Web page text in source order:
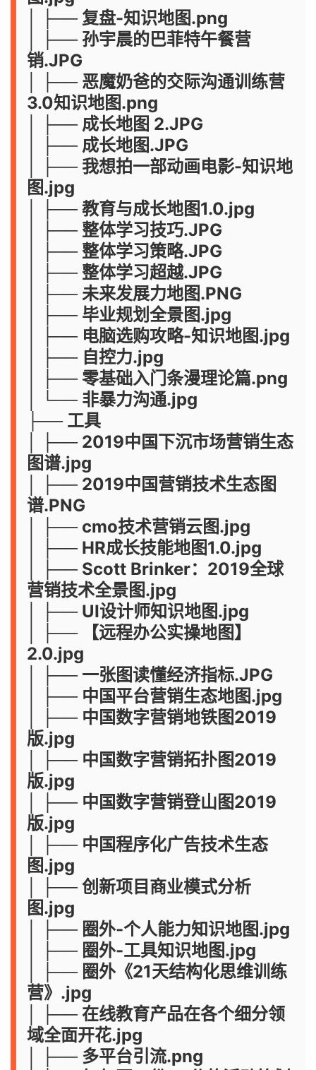
│ ├── 复盘-知识地图.png
│ ├── 孙宇晨的巴菲特午餐营
销.JPG
│ ├── 恶魔奶爸的交际沟通训练营
3.0知识地图.png
│ ├── 成长地图 2.JPG
│ ├── 成长地图.JPG
│ ├── 我想拍一部动画电影-知识地
图.jpg
│ ├── 教育与成长地图1.0.jpg
│ ├── 整体学习技巧.JPG
│ ├── 整体学习策略.JPG
│ ├── 整体学习超越.JPG
│ ├── 未来发展力地图.PNG
│ ├── 毕业规划全景图.jpg
│ ├── 电脑选购攻略-知识地图.jpg
│ ├── 自控力.jpg
│ ├── 零基础入门条漫理论篇.png
│ └── 非暴力沟通.jpg
├── 工具
│ ├── 2019中国下沉市场营销生态
图谱.jpg
│ ├── 2019中国营销技术生态图
谱.PNG
│ ├── cmo技术营销云图.jpg
│ ├── HR成长技能地图1.0.jpg
│ ├── Scott Brinker：2019全球
营销技术全景图.jpg
│ ├── UI设计师知识地图.jpg
│ ├── 【远程办公实操地图】
2.0.jpg
│ ├── 一张图读懂经济指标.JPG
│ ├── 中国平台营销生态地图.jpg
│ ├── 中国数字营销地铁图2019
版.jpg
│ ├── 中国数字营销拓扑图2019
版.jpg
│ ├── 中国数字营销登山图2019
版.jpg
│ ├── 中国程序化广告技术生态
图.jpg
│ ├── 创新项目商业模式分析
图.jpg
│ ├── 圈外-个人能力知识地图.jpg
│ ├── 圈外-工具知识地图.jpg
│ ├── 圈外《21天结构化思维训练
营》.jpg
│ ├── 在线教育产品在各个细分领
域全面开花.jpg
│ ├── 多平台引流.png